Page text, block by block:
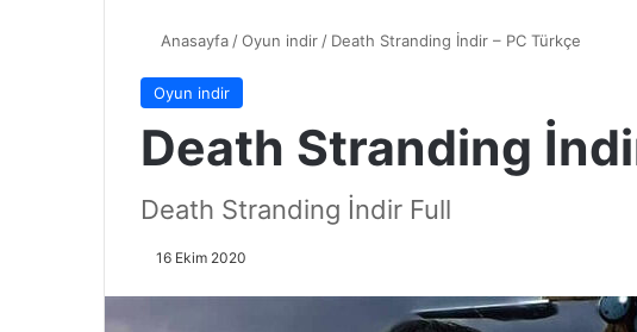
Anasayfa /Oyun indir / Death Stranding İndir – PC Türkçe
Oyun indir
Death Stranding
Death Stranding İndir Full
16 Ekim 2020